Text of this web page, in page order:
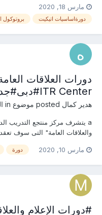
خلال التواصل معنا ...
مارس 18, 2020
دورةاساسيات اتيكيت بروتوكول
ITR Center#دبى#جدة#القاهرةدورة
هدير كمال
والإستفسار ومعرفة المحتوي
مارس 10, 2020 دورة
#دورات الإعلام